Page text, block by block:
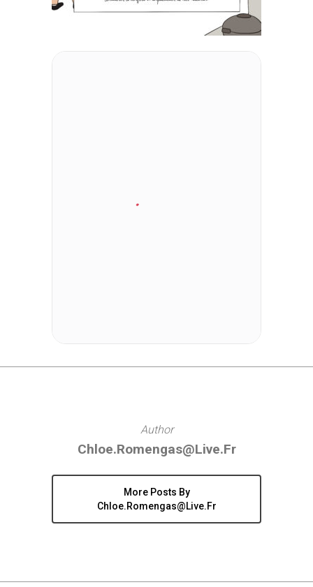
Author
Chloe.romengas@live.fr
More Posts By
Chloe.romengas@live.fr